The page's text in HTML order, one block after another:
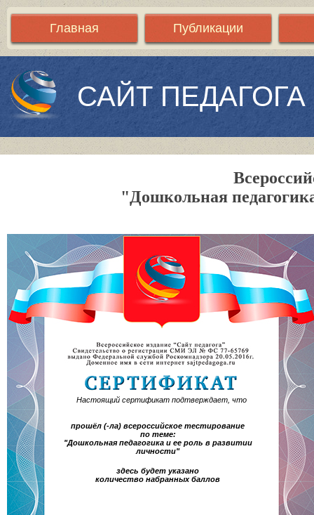
Главная Публикации
САЙТ ПЕДАГОГА
"Дошкольная
Настоящий сертификат подтверждает, что
прошёл (-ла) всероссийское тестирование
по теме:
"Дошкольная педагогика и ее роль в развитии
личности"
здесь будет указано
количество набранных баллов